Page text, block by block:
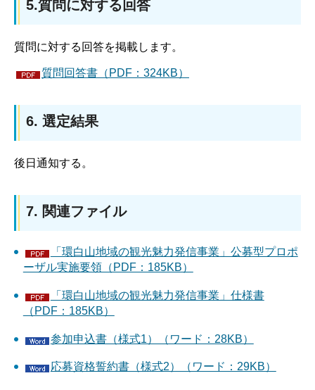
5.質問に対する回答
質問に対する回答を掲載します。
質問回答書（PDF：324KB）
6. 選定結果
後日通知する。
7. 関連ファイル
「環白山地域の観光魅力発信事業」公募型プロポ
ーザル実施要領（PDF：185KB）
「環白山地域の観光魅力発信事業」仕様書
（PDF：185KB）
参加申込書（様式1）（ワード：28KB）
応募資格誓約書（様式2）（ワード：29KB）